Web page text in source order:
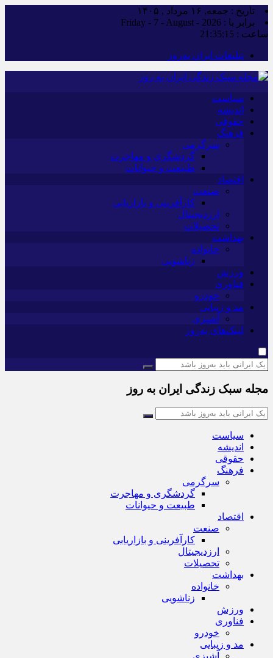
تاریخ : جمعه, ۱۶ مرداد , ۱۴۰۵
برابر با : Friday - 7 - August - 2026
ساعت : 21:35:16
تبلیغات ایران به‌روز
سیاست
اندیشه
حقوقی
فرهنگ
سرگرمی
گردشگری و مهاجرت
طبیعت و حیوانات
اقتصاد
صنعت
کارآفرینی و بازاریابی
ارزدیجیتال
تحصیلات
بهداشت
خانواده
زناشویی
ورزش
فناوری
خودرو
مد و زیبایی
آشپزی
لینک‌های به‌روز
مجله سبک زندگی ایران به روز
سیاست
اندیشه
حقوقی
فرهنگ
سرگرمی
گردشگری و مهاجرت
طبیعت و حیوانات
اقتصاد
صنعت
کارآفرینی و بازاریابی
ارزدیجیتال
تحصیلات
بهداشت
خانواده
زناشویی
ورزش
فناوری
خودرو
مد و زیبایی